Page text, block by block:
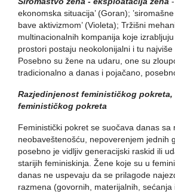
ekonomska situacija’ (Goran);
bave aktivizmom’ (Violeta); Tržišni
multinacionalnih kompanija koje
prostori postaju neokolonijalni i tu
Posebno su žene na udaru, one su
tradicionalno a danas i pojačano,
Razjedinjenost feminističkog
feminističkog pokreta
Feministički pokret se suočava danas sa
neobaveštenošću, nepoverenjem jednih
posebno je vidljiv generacijski raskid ili
starijih feminiskinja. Žene koje su u
danas ne uspevaju da se prilagode
razmena (govornih, materijalnih,